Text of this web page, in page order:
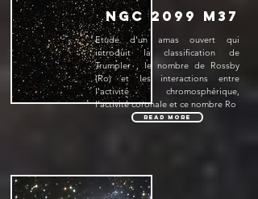
NGC 2099 M37
Etude d'un amas ouvert qui
introduit la classification de
Trumpler , le nombre de Rossby
(Ro) et les interactions entre
l'activité chromosphérique,
l'activité coronale et ce nombre Ro
Read More